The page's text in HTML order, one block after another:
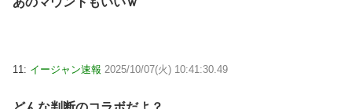
11: イージャン速報 2025/10/07(火) 10:41:30.49